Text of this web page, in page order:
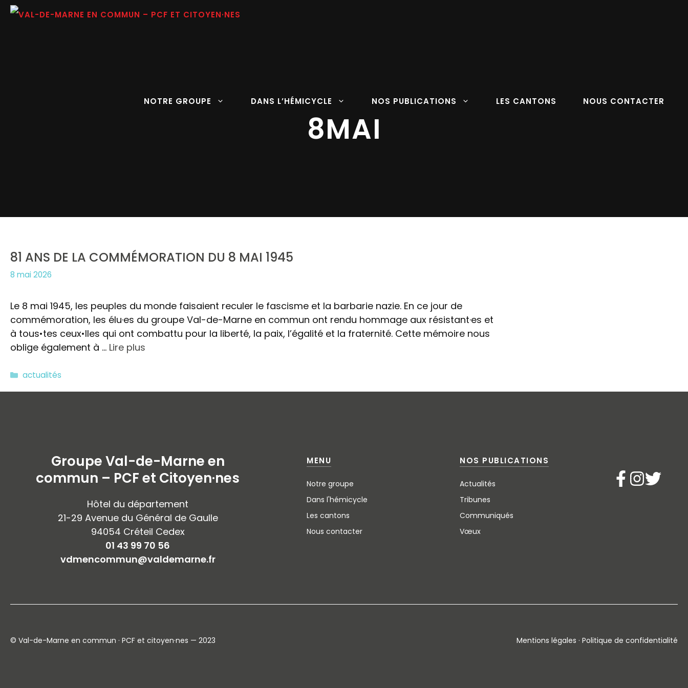
Aller
NOTRE GROUPE DANS L’HÉMICYCLE NOS PUBLICATIONS LES CANTONS NOUS CONTACTER
8MAI
81 ANS DE LA COMMÉMORATION DU 8 MAI 1945
8 mai 2026
Le 8 mai 1945, les peuples du monde faisaient reculer le fascisme et la barbarie nazie. En ce jour de
commémoration, les élu·es du groupe Val-de-Marne en commun ont rendu hommage aux résistant·es et
à tous•tes ceux•lles qui ont combattu pour la liberté, la paix, l’égalité et la fraternité. Cette mémoire nous
oblige également à … Lire plus
Catégories
actualités
Groupe Val-de-Marne en
commun – PCF et Citoyen·nes
Hôtel du département
21-29 Avenue du Général de Gaulle
94054 Créteil Cedex
01 43 99 70 56
vdmencommun@valdemarne.fr
MENU
Notre groupe
Dans l'hémicycle
Les cantons
Nous contacter
NOS PUBLICATIONS
Actualités
Tribunes
Communiqués
Vœux
© Val-de-Marne en commun · PCF et citoyen·nes — 2023 Mentions légales · Politique de confidentialité